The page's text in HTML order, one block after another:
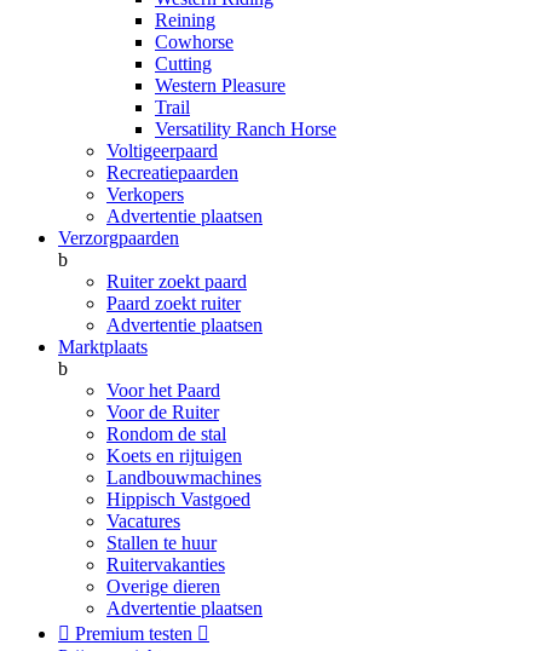
Reining
Cowhorse
Cutting
Western Pleasure
Trail
Versatility Ranch Horse
Voltigeerpaard
Recreatiepaarden
Verkopers
Advertentie plaatsen
Verzorgpaarden
b
Ruiter zoekt paard
Paard zoekt ruiter
Advertentie plaatsen
Marktplaats
b
Voor het Paard
Voor de Ruiter
Rondom de stal
Koets en rijtuigen
Landbouwmachines
Hippisch Vastgoed
Vacatures
Stallen te huur
Ruitervakanties
Overige dieren
Advertentie plaatsen
 Premium testen 